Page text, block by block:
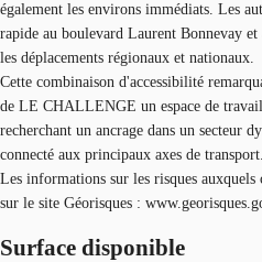
également les environs immédiats. Les
rapide au boulevard Laurent Bonnevay
les déplacements régionaux et nationaux.
Cette combinaison d'accessibilité
de LE CHALLENGE un espace de
recherchant un ancrage dans un secteur
connecté aux principaux axes de transport.
Les informations sur les risques auxquels
sur le site Géorisques :
Surface disponible